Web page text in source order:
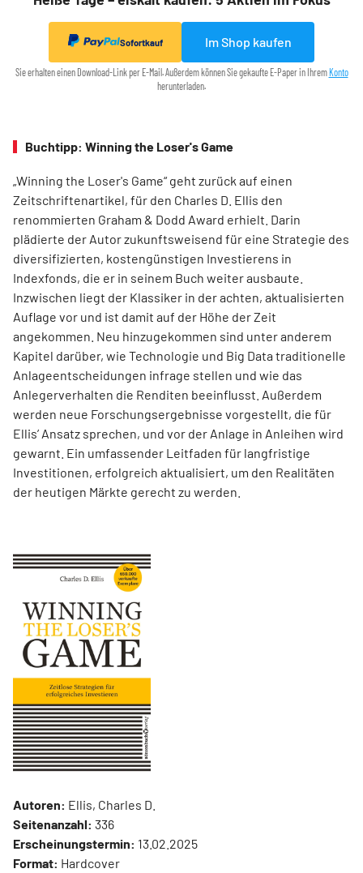
Sofortkauf Im Shop kaufen
Sie erhalten einen Download-Link per E-Mail. Außerdem können Sie gekaufte E-Paper in Ihrem Konto
herunterladen.
Buchtipp: Winning the Loser's Game
„Winning the Loser's Game“ geht zurück auf einen
Zeitschriftenartikel, für den Charles D. Ellis den
renommierten Graham & Dodd Award erhielt. Darin
plädierte der Autor zukunftsweisend für eine Strategie des
diversifizierten, kostengünstigen Investierens in
Indexfonds, die er in seinem Buch weiter ausbaute.
Inzwischen liegt der Klassiker in der achten, aktualisierten
Auflage vor und ist damit auf der Höhe der Zeit
angekommen. Neu hinzugekommen sind unter anderem
Kapitel darüber, wie Technologie und Big Data traditionelle
Anlageentscheidungen infrage stellen und wie das
Anlegerverhalten die Renditen beeinflusst. Außerdem
werden neue Forschungsergebnisse vorgestellt, die für
Ellis’ Ansatz sprechen, und vor der Anlage in Anleihen wird
gewarnt. Ein umfassender Leitfaden für langfristige
Investitionen, erfolgreich aktualisiert, um den Realitäten
der heutigen Märkte gerecht zu werden.
Autoren: Ellis, Charles D.
Seitenanzahl: 336
Erscheinungstermin: 13.02.2025
Format: Hardcover